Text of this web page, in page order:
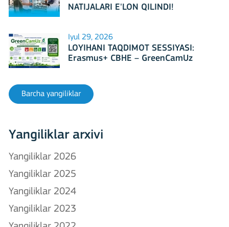
NATIJALARI E'LON QILINDI!
Iyul 29, 2026
LOYIHANI TAQDIMOT SESSIYASI:
Erasmus+ CBHE – GreenCamUz
Barcha yangiliklar
Yangiliklar arxivi
Yangiliklar 2026
Yangiliklar 2025
Yangiliklar 2024
Yangiliklar 2023